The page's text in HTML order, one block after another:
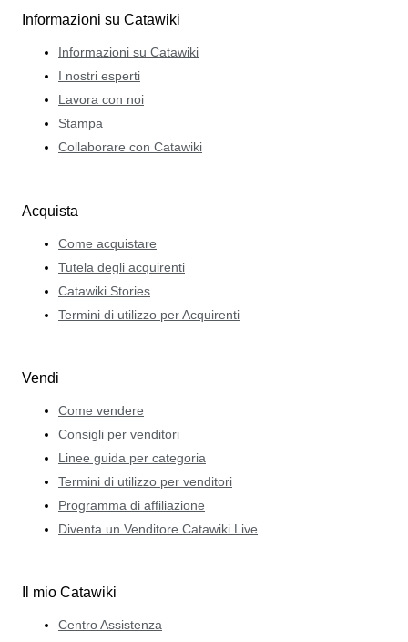
Informazioni su Catawiki
Informazioni su Catawiki
I nostri esperti
Lavora con noi
Stampa
Collaborare con Catawiki
Acquista
Come acquistare
Tutela degli acquirenti
Catawiki Stories
Termini di utilizzo per Acquirenti
Vendi
Come vendere
Consigli per venditori
Linee guida per categoria
Termini di utilizzo per venditori
Programma di affiliazione
Diventa un Venditore Catawiki Live
Il mio Catawiki
Centro Assistenza